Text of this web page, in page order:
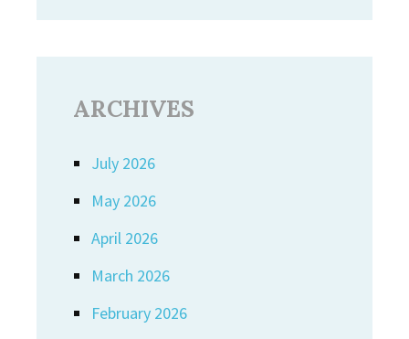
ARCHIVES
July 2026
May 2026
April 2026
March 2026
February 2026